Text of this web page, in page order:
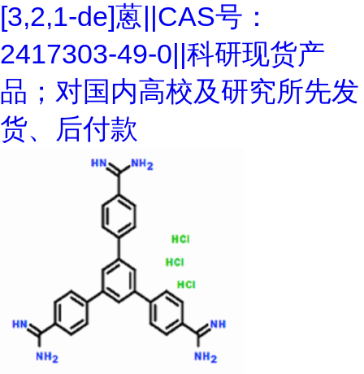
[3,2,1-de]蒽||CAS号：
2417303-49-0||科研现货产
品；对国内高校及研究所先发
货、后付款